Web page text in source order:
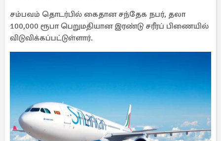
சம்பவம் தொடர்பில் கைதான சந்தேக நபர், தலா
100,000 ரூபா பெறுமதியான இரண்டு சரீரப் பிணையில்
விடுவிக்கப்பட்டுள்ளார்.